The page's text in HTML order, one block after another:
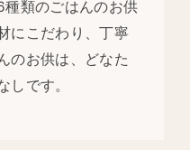
類のごはんのお供
にこだわり、丁寧
のお供は、どなた
しです。